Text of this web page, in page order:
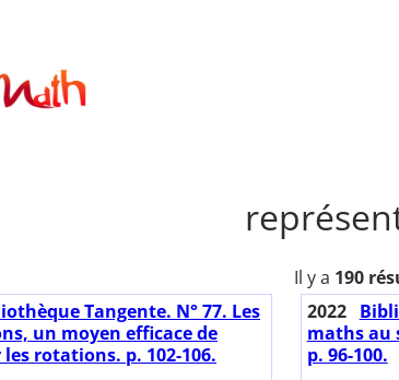
Il y a 190
Tangente. N° 77. Les
un moyen efficace de
rotations. p. 102-106.
2022
maths au
p. 96-100.